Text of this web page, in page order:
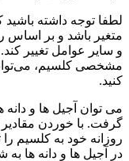
لطفا توجه داشته
متغیر باشد و بر
و سایر عوامل تغییر
مشخصی کلسیم،
کنید.
می توان آجیل ها و دانه
گرفت. با خوردن مقادیر
روزانه خود به کلسیم
در آجیل ها و دانه ها